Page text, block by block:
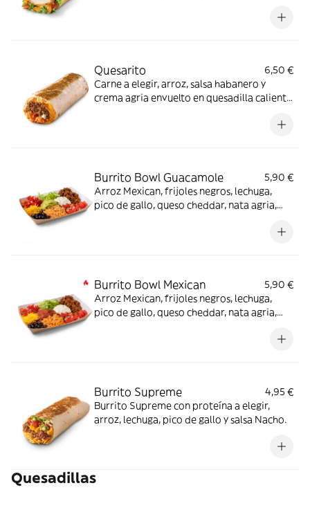
Quesarito
6,50 €
Carne a elegir, arroz, salsa habanero y
crema agria envuelto en quesadilla caliente
Burrito Bowl Guacamole
5,90 €
Arroz Mexican, frijoles negros, lechuga,
pico de gallo, queso cheddar, nata agria,
Burrito Bowl Mexican
5,90 €
Arroz Mexican, frijoles negros, lechuga,
pico de gallo, queso cheddar, nata agria,
Burrito Supreme
4,95 €
Burrito Supreme con proteína a elegir,
arroz, lechuga, pico de gallo y salsa Nacho.
Quesadillas